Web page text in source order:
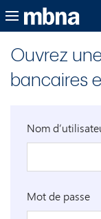
Ouvrez
bancaires
Nom
Mot de passe